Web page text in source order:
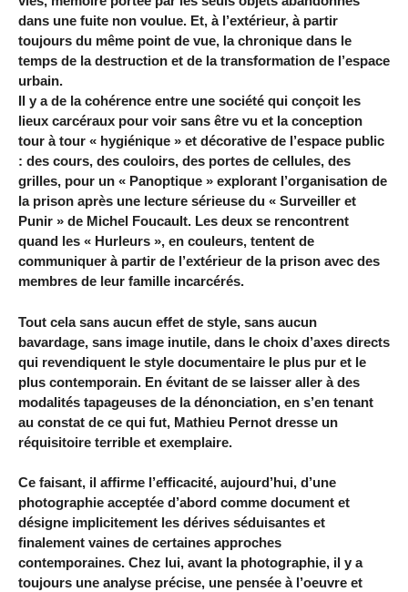
dans une fuite non voulue. Et, à l’extérieur, à partir
toujours du même point de vue, la chronique dans le
temps de la destruction et de la transformation de l’espace
urbain.
Il y a de la cohérence entre une société qui conçoit les
lieux carcéraux pour voir sans être vu et la conception
tour à tour « hygiénique » et décorative de l’espace public
: des cours, des couloirs, des portes de cellules, des
grilles, pour un « Panoptique » explorant l’organisation de
la prison après une lecture sérieuse du « Surveiller et
Punir » de Michel Foucault. Les deux se rencontrent
quand les « Hurleurs », en couleurs, tentent de
communiquer à partir de l’extérieur de la prison avec des
membres de leur famille incarcérés.
Tout cela sans aucun effet de style, sans aucun
bavardage, sans image inutile, dans le choix d’axes directs
qui revendiquent le style documentaire le plus pur et le
plus contemporain. En évitant de se laisser aller à des
modalités tapageuses de la dénonciation, en s’en tenant
au constat de ce qui fut, Mathieu Pernot dresse un
réquisitoire terrible et exemplaire.
Ce faisant, il affirme l’efficacité, aujourd’hui, d’une
photographie acceptée d’abord comme document et
désigne implicitement les dérives séduisantes et
finalement vaines de certaines approches
contemporaines. Chez lui, avant la photographie, il y a
toujours une analyse précise, une pensée à l’oeuvre et